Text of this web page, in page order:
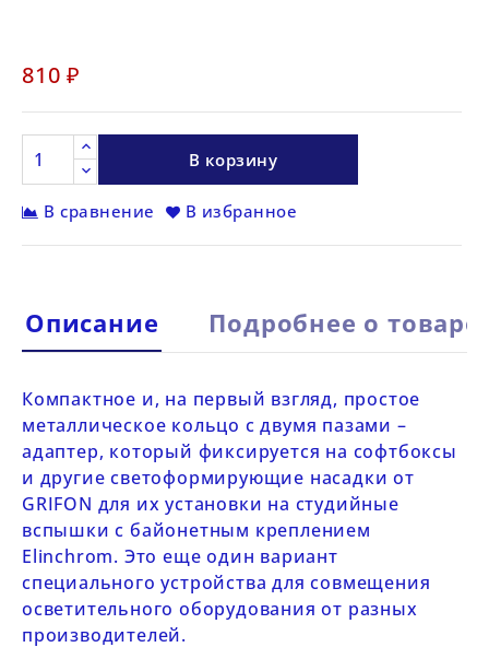
810 ₽
В корзину
В сравнение В избранное
Описание Подробнее о товаре
Компактное и, на первый взгляд, простое
металлическое кольцо с двумя пазами –
адаптер, который фиксируется на софтбоксы
и другие светоформирующие насадки от
GRIFON для их установки на студийные
вспышки с байонетным креплением
Elinchrom. Это еще один вариант
специального устройства для совмещения
осветительного оборудования от разных
производителей.